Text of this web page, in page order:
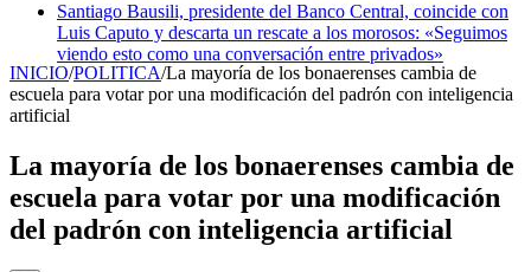
Santiago Bausili, presidente del Banco Central, coincide con
Luis Caputo y descarta un rescate a los morosos: «Seguimos
viendo esto como una conversación entre privados»
INICIO/POLITICA/La mayoría de los bonaerenses cambia de
escuela para votar por una modificación del padrón con inteligencia
artificial
La mayoría de los bonaerenses cambia de
escuela para votar por una modificación
del padrón con inteligencia artificial